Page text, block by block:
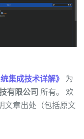
集成技术详解》 为
有限公司 所有。 欢
文章出处（包括原文